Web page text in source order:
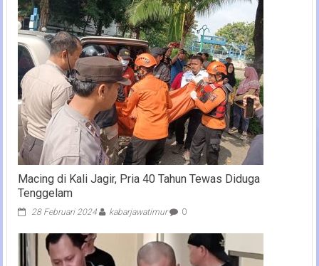
Macing di Kali Jagir, Pria 40 Tahun Tewas Diduga
Tenggelam
28 Februari 2024 kabarjawatimur 0